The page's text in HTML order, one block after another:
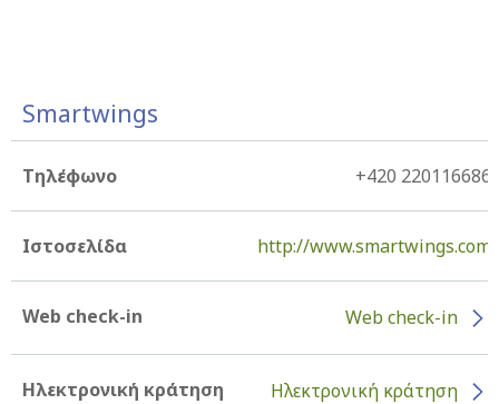
Smartwings
Τηλέφωνο +420 220116686
Ιστοσελίδα http://www.smartwings.com
Web check-in Web check-in
Ηλεκτρονική κράτηση Ηλεκτρονική κράτηση